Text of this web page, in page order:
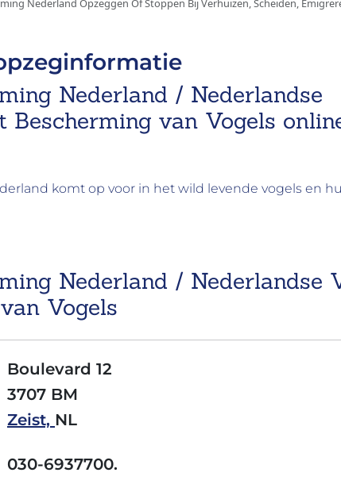
Nederland Opzeggen Of Stoppen Bij Verhuizen, Scheiden,
Nederland / Nederlandse
Bescherming van Vogels
komt op voor in het wild levende vogels en
Nederland / Nederlandse
Vogels
Boulevard 12
3707 BM
Zeist, NL
030-6937700.